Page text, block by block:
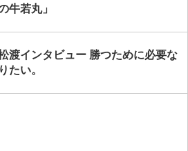
牛若丸」
渡インタビュー 勝つために必要な
たい。